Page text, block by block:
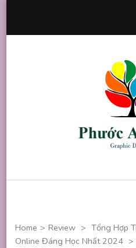
Home > Review > Tổng Hợp
Online Đáng Học Nhất 2024 >